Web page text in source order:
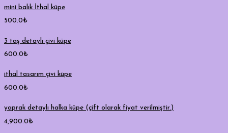
mini balık İthal küpe
500.0₺
3 taş detaylı çivi küpe
600.0₺
ithal tasarım çivi küpe
600.0₺
yaprak detaylı halka küpe (çift olarak fiyat verilmiştir.)
4,900.0₺